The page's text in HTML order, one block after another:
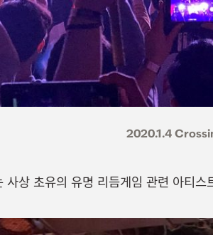
2020.1.4
사상 초유의 유명 리듬게임 관련 아티